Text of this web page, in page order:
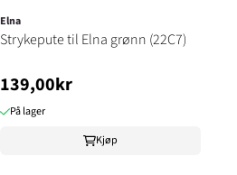
Elna
Strykepute til Elna grønn (22C7)
139,00kr
På lager
Kjøp